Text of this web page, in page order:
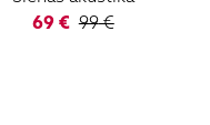
69€ 99€